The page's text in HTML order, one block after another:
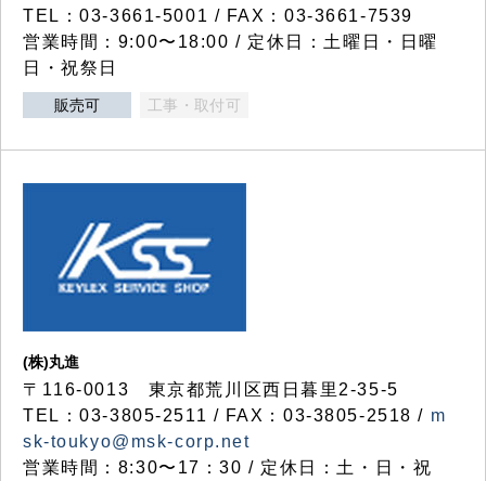
TEL：03-3661-5001 / FAX：03-3661-7539
営業時間：9:00〜18:00 / 定休日：土曜日・日曜
日・祝祭日
販売可 工事・取付可
(株)丸進
〒116-0013 東京都荒川区西日暮里2-35-5
TEL：03-3805-2511 / FAX：03-3805-2518 / m
sk-toukyo@msk-corp.net
営業時間：8:30〜17：30 / 定休日：土・日・祝